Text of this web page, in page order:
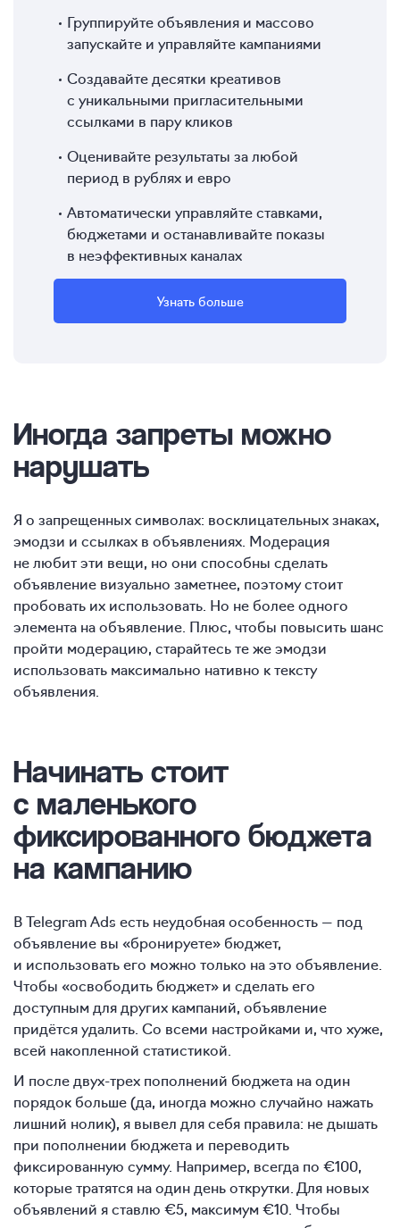
Группируйте объявления и массово
запускайте и управляйте кампаниями
Создавайте десятки креативов
с уникальными пригласительными
ссылками в пару кликов
Оценивайте результаты за любой
период в рублях и евро
Автоматически управляйте ставками,
бюджетами и останавливайте показы
в неэффективных каналах
Узнать больше
Иногда запреты можно
нарушать
Я о запрещенных символах: восклицательных знаках,
эмодзи и ссылках в объявлениях. Модерация
не любит эти вещи, но они способны сделать
объявление визуально заметнее, поэтому стоит
пробовать их использовать. Но не более одного
элемента на объявление. Плюс, чтобы повысить шанс
пройти модерацию, старайтесь те же эмодзи
использовать максимально нативно к тексту
объявления.
Начинать стоит
с маленького
фиксированного бюджета
на кампанию
В Telegram Ads есть неудобная особенность — под
объявление вы «бронируете» бюджет,
и использовать его можно только на это объявление.
Чтобы «освободить бюджет» и сделать его
доступным для других кампаний, объявление
придётся удалить. Со всеми настройками и, что хуже,
всей накопленной статистикой.
И после двух-трех пополнений бюджета на один
порядок больше (да, иногда можно случайно нажать
лишний нолик), я вывел для себя правила: не дышать
при пополнении бюджета и переводить
фиксированную сумму. Например, всегда по €100,
которые тратятся на один день открутки. Для новых
объявлений я ставлю €5, максимум €10. Чтобы